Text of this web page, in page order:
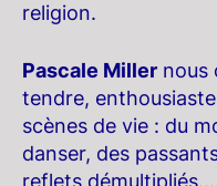
religion.
Pascale Miller nous
tendre,
scènes de vie : du
danser, des
reflets